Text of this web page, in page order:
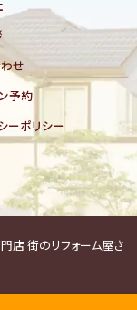
せ
予約
ーポリシー
店 街のリフォーム屋さ